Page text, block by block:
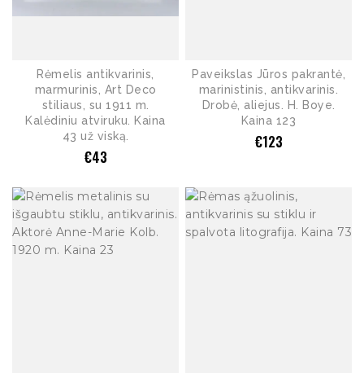
Rėmelis antikvarinis,
marmurinis, Art Deco
stiliaus, su 1911 m.
Kalėdiniu atviruku. Kaina
43 už viską.
€43
Paveikslas Jūros pakrantė,
marinistinis, antikvarinis.
Drobė, aliejus. H. Boye.
Kaina 123
€123